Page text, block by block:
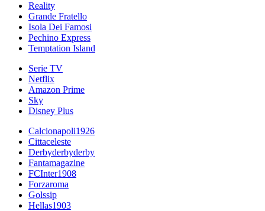
Reality
Grande Fratello
Isola Dei Famosi
Pechino Express
Temptation Island
Serie TV
Netflix
Amazon Prime
Sky
Disney Plus
Calcionapoli1926
Cittaceleste
Derbyderbyderby
Fantamagazine
FCInter1908
Forzaroma
Golssip
Hellas1903